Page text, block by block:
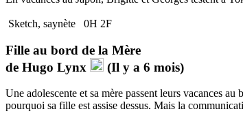
Sketch, saynète 0H 2F
Fille au bord de la Mère
de Hugo Lynx (Il y a 6 mois)
Une adolescente et sa mère passent leurs vacances
pourquoi sa fille est assise dessus. Mais la